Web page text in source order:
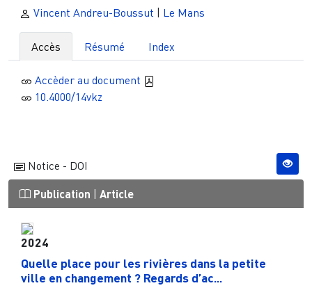
Vincent Andreu-Boussut | Le Mans
Accès Résumé Index
Accèder au document
10.4000/14vkz
Notice - DOI
Publication Article
2024
Quelle place pour les rivières dans la petite
ville en changement ? Regards d’ac...